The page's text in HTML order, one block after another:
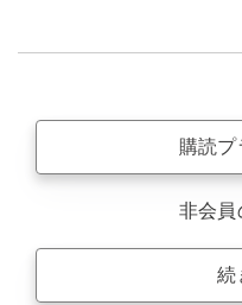
購読プ
非会員
続